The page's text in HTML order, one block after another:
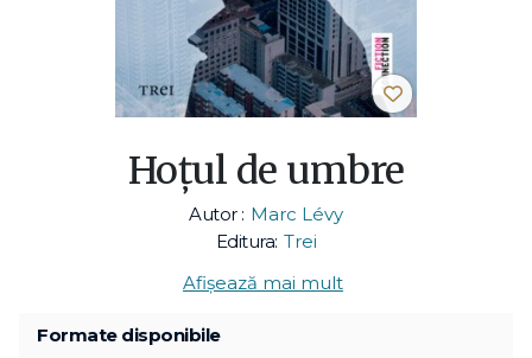
Hoţul de umbre
Autor : Marc Lévy
Editura: Trei
Afișează mai mult
Formate disponibile